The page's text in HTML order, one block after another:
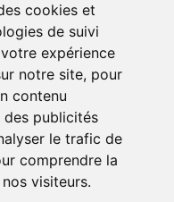
cookies et
de suivi
expérience
notre site, pour
contenu
des publicités
le trafic de
comprendre la
visiteurs.
nous
à la pharmacie
chez vous
dans un Point Relais